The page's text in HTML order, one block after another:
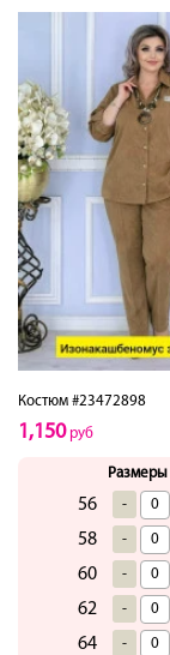
Костюм #23472898
1,150руб
Размеры
56 -
58 -
60 -
62 -
64 -